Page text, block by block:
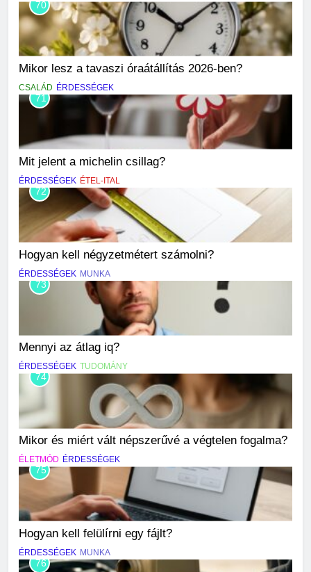
70
Mikor lesz a tavaszi óraátállítás 2026-ben?
CSALÁD ÉRDESSÉGEK
71
Mit jelent a michelin csillag?
ÉRDESSÉGEK ÉTEL-ITAL
72
Hogyan kell négyzetmétert számolni?
ÉRDESSÉGEK MUNKA
73
Mennyi az átlag iq?
ÉRDESSÉGEK TUDOMÁNY
74
Mikor és miért vált népszerűvé a végtelen fogalma?
ÉLETMÓD ÉRDESSÉGEK
75
Hogyan kell felülírni egy fájlt?
ÉRDESSÉGEK MUNKA
76